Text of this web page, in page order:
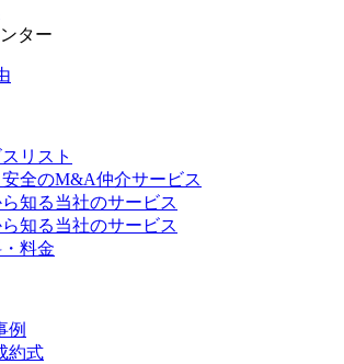
ター
リスト
全のM&A仲介サービス
知る当社のサービス
知る当社のサービス
料金
例
約式